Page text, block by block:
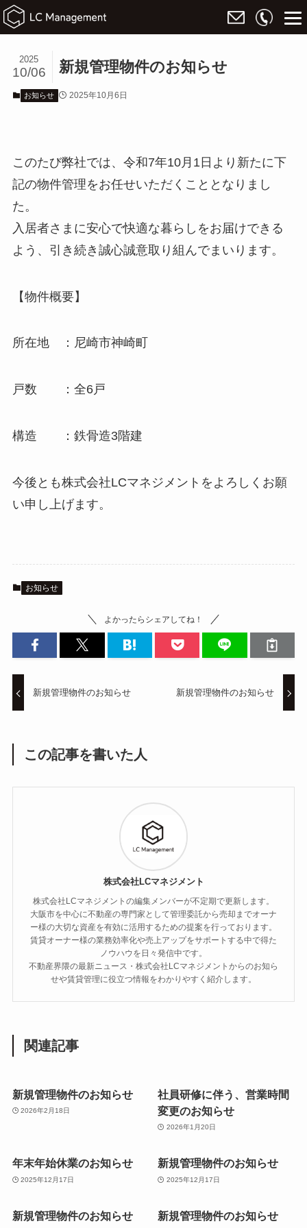
新規管理物件のお知らせ
2025
10/06
お知らせ 2025年10月6日
このたび弊社では、令和7年10月1日より新たに下
記の物件管理をお任せいただくこととなりまし
た。
入居者さまに安心で快適な暮らしをお届けできる
よう、引き続き誠心誠意取り組んでまいります。
【物件概要】
所在地 ：尼崎市神崎町
戸数 ：全6戸
構造 ：鉄骨造3階建
今後とも株式会社LCマネジメントをよろしくお願
い申し上げます。
お知らせ
よかったらシェアしてね！
新規管理物件のお知らせ 新規管理物件のお知らせ
この記事を書いた人
株式会社LCマネジメント
株式会社LCマネジメントの編集メンバーが不定期で更新します。
大阪市を中心に不動産の専門家として管理委託から売却までオーナ
ー様の大切な資産を有効に活用するための提案を行っております。
賃貸オーナー様の業務効率化や売上アップをサポートする中で得た
ノウハウを日々発信中です。
不動産界隈の最新ニュース・株式会社LCマネジメントからのお知ら
せや賃貸管理に役立つ情報をわかりやすく紹介します。
関連記事
新規管理物件のお知らせ
2026年2月18日
社員研修に伴う、営業時間
変更のお知らせ
2026年1月20日
年末年始休業のお知らせ
2025年12月17日
新規管理物件のお知らせ
2025年12月17日
新規管理物件のお知らせ 新規管理物件のお知らせ